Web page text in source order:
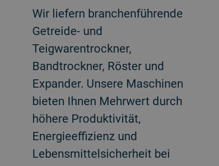
Wir liefern branchenführende
Getreide- und
Teigwarentrockner,
Bandtrockner, Röster und
Expander. Unsere Maschinen
bieten Ihnen Mehrwert durch
höhere Produktivität,
Energieeffizienz und
Lebensmittelsicherheit bei